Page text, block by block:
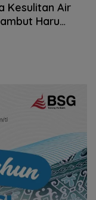
Kesulitan Air
Haru